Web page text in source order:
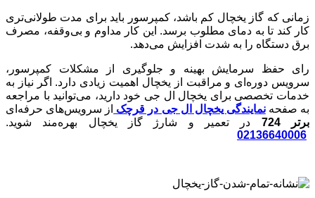
زمانی که گاز یخچال کم باشد، کمپرسور باید برای مدت طولانی‌تری
کار کند تا به دمای مطلوب برسد. این کار مداوم و بی‌وقفه، مصرف
برق دستگاه را به شدت افزایش می‌دهد.
رای حفظ سرمایش بهینه و جلوگیری از مشکلات کمپرسور،
سرویس دوره‌ای و مراقبت از یخچال اهمیت زیادی دارد. اگر نیاز به
خدمات تخصصی برای یخچال ال جی خود دارید، می‌توانید با مراجعه
به صفحهنمایندگی یخچال ال جی در قرچکاز سرویس‌های حرفه‌ای
برتر 724
در تعمیر و شارژ گاز یخچال بهره‌مند شوید.
02136640006